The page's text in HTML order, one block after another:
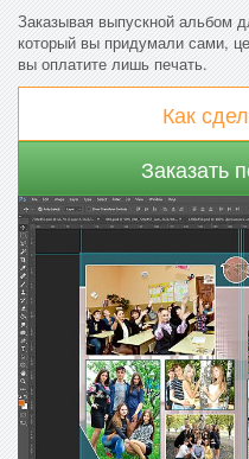
Заказывая выпускной альбом
который вы придумали сами,
вы оплатите лишь печать.
Как
Заказать